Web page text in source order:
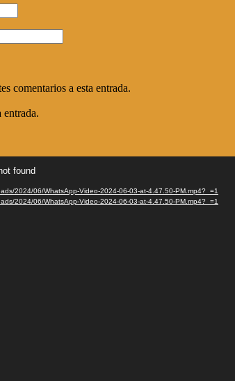
comentarios a esta entrada.
found
2024/06/WhatsApp-Video-2024-06-03-at-4.47.50-PM.mp4?_=1
2024/06/WhatsApp-Video-2024-06-03-at-4.47.50-PM.mp4?_=1